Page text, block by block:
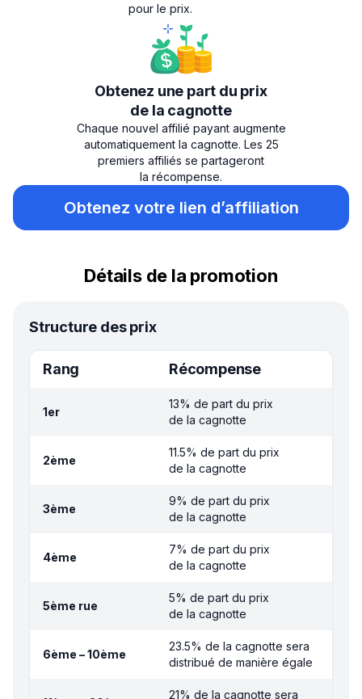
pour le prix.
Obtenez une part du prix
de la cagnotte
Chaque nouvel affilié payant augmente
automatiquement la cagnotte. Les 25
premiers affiliés se partageront
la récompense.
Obtenez votre lien d’affiliation
Détails de la promotion
Structure des prix
Rang Récompense
1er
13% de part du prix
de la cagnotte
2ème
11.5% de part du prix
de la cagnotte
3ème
9% de part du prix
de la cagnotte
4ème
7% de part du prix
de la cagnotte
5ème rue
5% de part du prix
de la cagnotte
6ème – 10ème
23.5% de la cagnotte sera
distribué de manière égale
21% de la cagnotte sera